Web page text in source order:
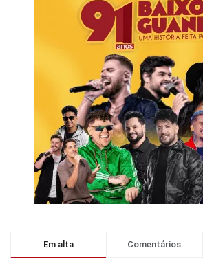
Em alta Comentários